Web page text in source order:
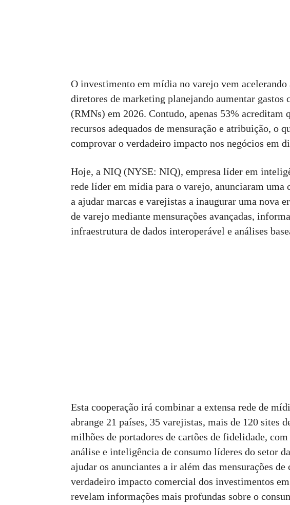
O investimento em mídia no varejo vem
diretores de marketing planejando aumentar gastos
(RMNs) em 2026. Contudo, apenas 53% acreditam
recursos adequados de mensuração e atribuição, o
comprovar o verdadeiro impacto nos negócios em
Hoje, a NIQ (NYSE: NIQ), empresa líder em
rede líder em mídia para o varejo, anunciaram uma
a ajudar marcas e varejistas a inaugurar uma nova
de varejo mediante mensurações avançadas,
infraestrutura de dados interoperável e análises
Esta cooperação irá combinar a extensa rede de
abrange 21 países, 35 varejistas, mais de 120 sites
milhões de portadores de cartões de fidelidade, com
análise e inteligência de consumo líderes do setor
ajudar os anunciantes a ir além das mensurações de
verdadeiro impacto comercial dos investimentos
revelam informações mais profundas sobre o